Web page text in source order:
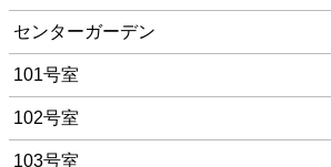
センターガーデン
101号室
102号室
103号室